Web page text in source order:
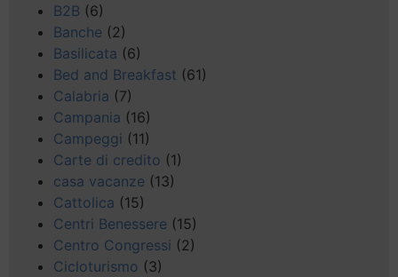
B2B (6)
Banche (2)
Basilicata (6)
Bed and Breakfast (61)
Calabria (7)
Campania (16)
Campeggi (11)
Carte di credito (1)
casa vacanze (13)
Cattolica (15)
Centri Benessere (15)
Centro Congressi (2)
Cicloturismo (3)